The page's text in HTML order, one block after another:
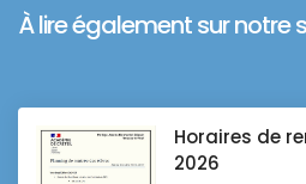
À lire également sur notre
Horaires de
2026